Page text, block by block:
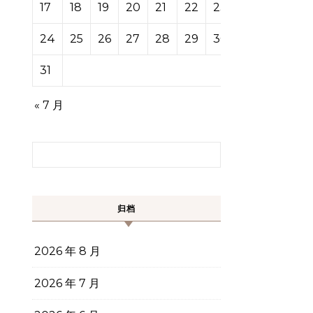
17 18 19 20 21 22 23
24 25 26 27 28 29 30
31
« 7 月
归档
2026 年 8 月
2026 年 7 月